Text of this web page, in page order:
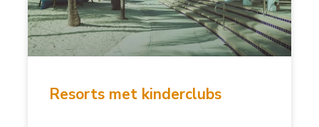
Resorts met kinderclubs